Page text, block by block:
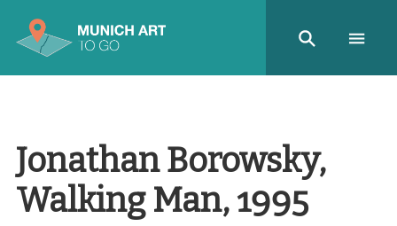
Jonathan Borowsky,
Walking Man, 1995